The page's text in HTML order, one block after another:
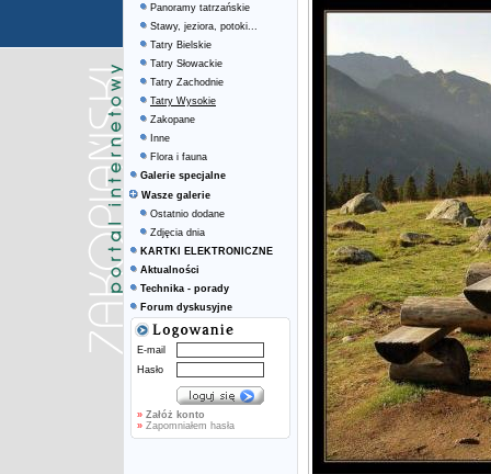
Panoramy tatrzańskie
Stawy, jeziora, potoki...
Tatry Bielskie
Tatry Słowackie
Tatry Zachodnie
Tatry Wysokie
Zakopane
Inne
Flora i fauna
Galerie specjalne
Wasze galerie
Ostatnio dodane
Zdjęcia dnia
KARTKI ELEKTRONICZNE
Aktualności
Technika - porady
Forum dyskusyjne
E-mail
Hasło
» Załóż konto
» Zapomniałem hasła